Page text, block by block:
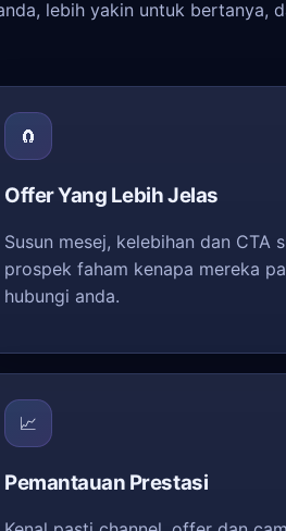
lebih yakin untuk bertanya,
🧲
Offer Yang Lebih Jelas
Susun mesej, kelebihan dan CTA
prospek faham kenapa mereka
hubungi anda.
📈
Pemantauan Prestasi